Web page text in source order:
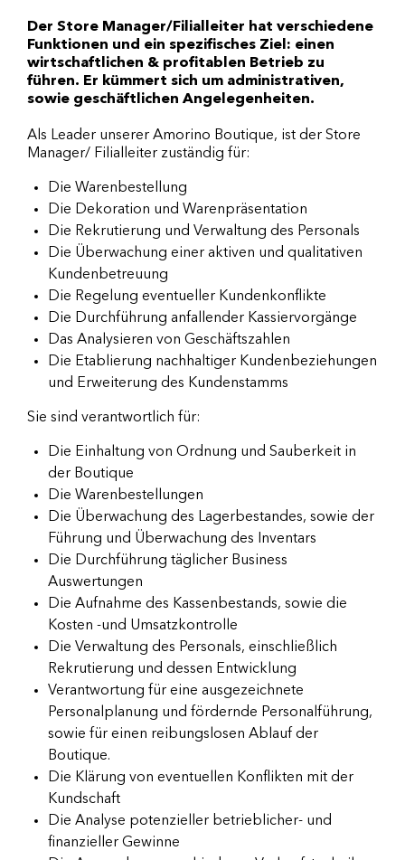
Der Store Manager/Filialleiter hat verschiedene
Funktionen und ein spezifisches Ziel: einen
wirtschaftlichen & profitablen Betrieb zu
führen. Er kümmert sich um administrativen,
sowie geschäftlichen Angelegenheiten.
Als Leader unserer Amorino Boutique, ist der Store
Manager/ Filialleiter zuständig für:
Die Warenbestellung
Die Dekoration und Warenpräsentation
Die Rekrutierung und Verwaltung des Personals
Die Überwachung einer aktiven und qualitativen
Kundenbetreuung
Die Regelung eventueller Kundenkonflikte
Die Durchführung anfallender Kassiervorgänge
Das Analysieren von Geschäftszahlen
Die Etablierung nachhaltiger Kundenbeziehungen
und Erweiterung des Kundenstamms
Sie sind verantwortlich für:
Die Einhaltung von Ordnung und Sauberkeit in
der Boutique
Die Warenbestellungen
Die Überwachung des Lagerbestandes, sowie der
Führung und Überwachung des Inventars
Die Durchführung täglicher Business
Auswertungen
Die Aufnahme des Kassenbestands, sowie die
Kosten -und Umsatzkontrolle
Die Verwaltung des Personals, einschließlich
Rekrutierung und dessen Entwicklung
Verantwortung für eine ausgezeichnete
Personalplanung und fördernde Personalführung,
sowie für einen reibungslosen Ablauf der
Boutique.
Die Klärung von eventuellen Konflikten mit der
Kundschaft
Die Analyse potenzieller betrieblicher- und
finanzieller Gewinne